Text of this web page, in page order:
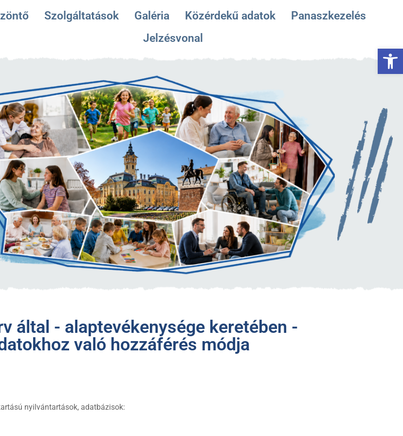
Szolgáltatások Galéria Közérdekű adatok
Panaszkezelés
Jelzésvonal
által - alaptevékenysége keretében -
való hozzáférés módja
nyilvántartások, adatbázisok: